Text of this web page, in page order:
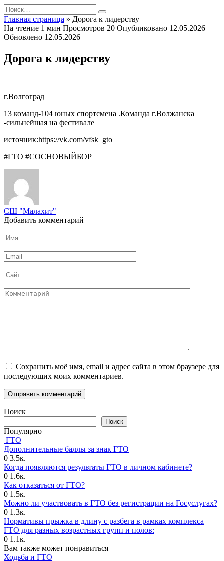
Перейти
к
содержанию
Search
for:
Главная страница » Дорога к лидерству
На чтение 1 мин Просмотров 20 Опубликовано 12.05.2026
Обновлено 12.05.2026
Дорога к лидерству
г.Волгоград
13 команд-104 юных спортсмена .Команда г.Волжанска
-сильнейшая на фестивале
источник:https://vk.com/vfsk_gto
#ГТО #СОСНОВЫЙБОР
СШ "Малахит"
Добавить комментарий
Имя
*
Email
*
Сайт
Комментарий
Сохранить моё имя, email и адрес сайта в этом браузере для
последующих моих комментариев.
Поиск
Поиск
Популярно
ГТО
Дополнительные баллы за знак ГТО
0 3.5к.
Когда появляются результаты ГТО в личном кабинете?
0 1.6к.
Как отказаться от ГТО?
0 1.5к.
Можно ли участвовать в ГТО без регистрации на Госуслугах?
0 1.3к.
Нормативы прыжка в длину с разбега в рамках комплекса
ГТО для разных возрастных групп и полов:
0 1.1к.
Вам также может понравиться
Ходьба и ГТО